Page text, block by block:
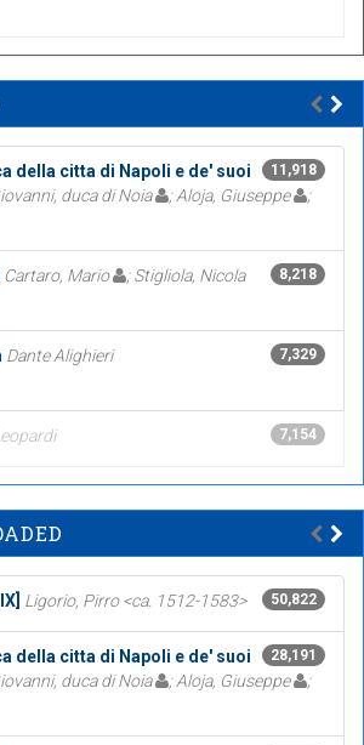
11,918
della citta di Napoli e de' suoi
duca di Noia ; Aloja, Giuseppe
;
8,218
Cartaro, Mario
; Stigliola, Nicola
7,329
Dante Alighieri
7,154
50,822
Ligorio, Pirro <ca. 1512-1583>
28,191
della citta di Napoli e de' suoi
duca di Noia ; Aloja, Giuseppe
;